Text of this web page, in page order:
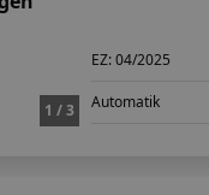
1 / 3
EZ:04/2025
Automatik